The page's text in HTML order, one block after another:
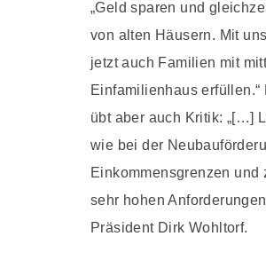
„Geld sparen und
von alten Häusern. Mit
jetzt auch Familien mit
Einfamilienhaus
übt aber auch Kritik: „[…]
wie bei der
Einkommensgrenzen
sehr hohen
Präsident Dirk Wohltorf.